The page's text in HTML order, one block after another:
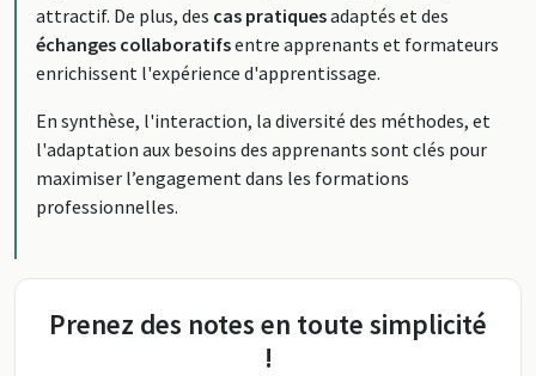
attractif. De plus, des cas pratiquesadaptés et des
échanges collaboratifsentre apprenants et formateurs
enrichissent l'expérience d'apprentissage.
En synthèse, l'interaction, la diversité des méthodes, et
l'adaptation aux besoins des apprenants sont clés pour
maximiser l’engagement dans les formations
professionnelles.
Prenez des notes en toute simplicité
!